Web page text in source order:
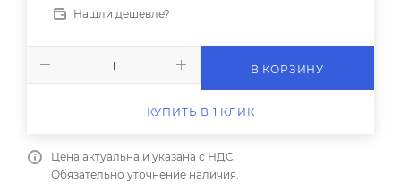
Нашли дешевле?
В КОРЗИНУ
КУПИТЬ В 1 КЛИК
Цена актуальна и указана с НДС.
Обязательно уточнение наличия.